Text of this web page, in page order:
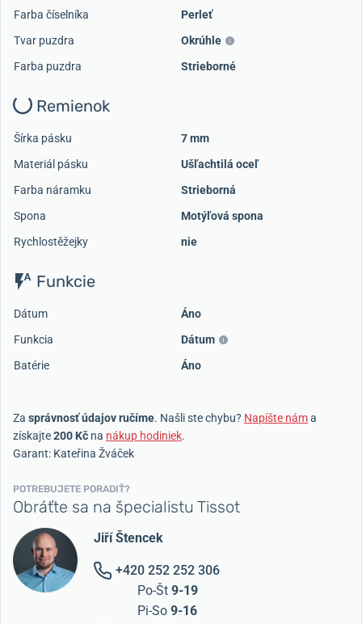
Farba číselníka
Perleť
Tvar puzdra
Okrúhle
Farba puzdra
Strieborné
Remienok
Šírka pásku
7 mm
Materiál pásku
Ušľachtilá oceľ
Farba náramku
Strieborná
Spona
Motýľová spona
Rychlostěžejky
nie
Funkcie
Dátum
Áno
Funkcia
Dátum
Batérie
Áno
Za správnosť údajov ručíme. Našli ste chybu? Napíšte náma
získajte200 Kč na nákup hodiniek.
Garant: Kateřina Žváček
POTREBUJETE PORADIŤ?
Obráťte sa na špecialistu Tissot
Jiří Štencek
+420 252 252 306
Po-Št 9-19
Pi-So 9-16